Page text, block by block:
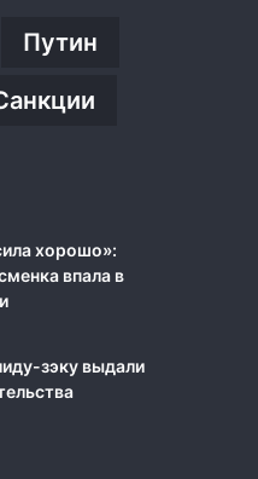
Путин
хорошо»:
впала в
зэку выдали